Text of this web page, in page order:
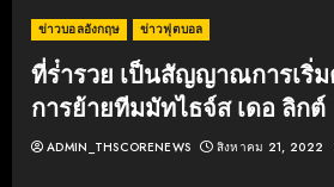
ข่าวบอลอังกฤษ ข่าวฟุตบอล
ที่ร่ํารวย เป็นสัญญาณการเริ่
การย้ายทีมมัทไธจ์ส เดอ ลิกต์
ADMIN_THSCORENEWS สิงหาคม 21, 2022